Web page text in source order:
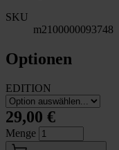
SKU
m2100000093748
Optionen
EDITION
29,00 €
Menge